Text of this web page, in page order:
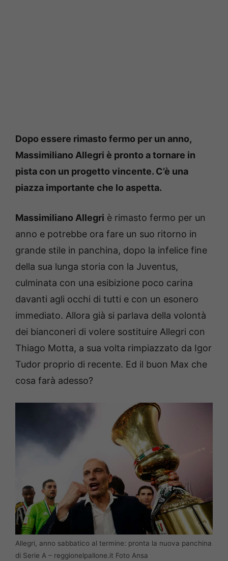
Dopo essere rimasto fermo per un anno,
Massimiliano Allegri è pronto a tornare in
pista con un progetto vincente. C’è una
piazza importante che lo aspetta.
Massimiliano Allegri è rimasto fermo per un
anno e potrebbe ora fare un suo ritorno in
grande stile in panchina, dopo la infelice fine
della sua lunga storia con la Juventus,
culminata con una esibizione poco carina
davanti agli occhi di tutti e con un esonero
immediato. Allora già si parlava della volontà
dei bianconeri di volere sostituire Allegri con
Thiago Motta, a sua volta rimpiazzato da Igor
Tudor proprio di recente. Ed il buon Max che
cosa farà adesso?
Allegri, anno sabbatico al termine: pronta la nuova panchina
di Serie A – reggionelpallone.it Foto Ansa